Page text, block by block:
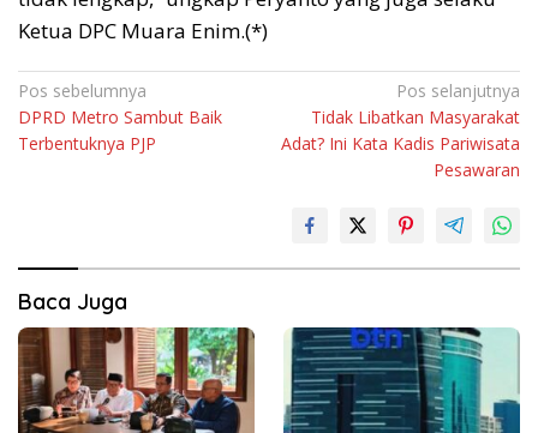
Ketua DPC Muara Enim.(*)
Navigasi
pos
Pos sebelumnya
DPRD Metro Sambut Baik
Terbentuknya PJP
Pos selanjutnya
Tidak Libatkan Masyarakat
Adat? Ini Kata Kadis Pariwisata
Pesawaran
Baca Juga